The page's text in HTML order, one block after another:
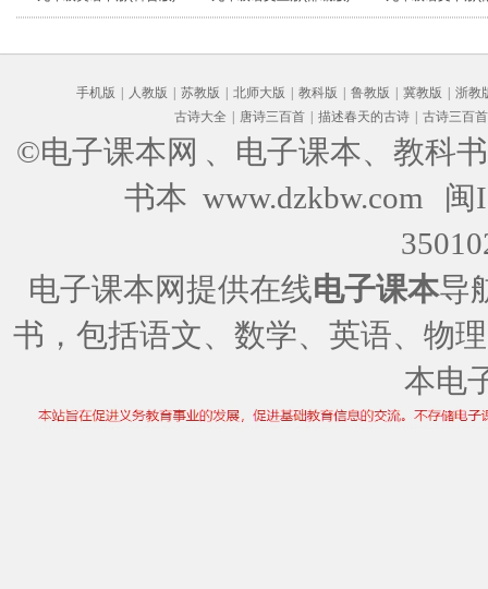
手机版 人教版 苏教版 北师大版 教科版 鲁教版 冀教版
浙教
古诗大全
唐诗三百首 描述春天的古诗 古诗三百首
©电子课本网 、电子课本、教科
书本 www.dzkbw.com
闽
电子课本网提供在线电子课本导
书，包括语文、数学、英语、物
本电